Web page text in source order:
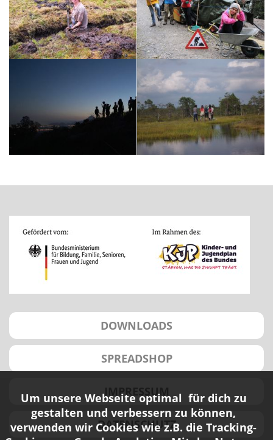
Um unsere Webseite optimal für dich zu
gestalten und verbessern zu können,
verwenden wir Cookies wie z.B. die Tracking-
DOWNLOADS
SPREADSHOP
IMPRESSUM
DATENSCHUTZ